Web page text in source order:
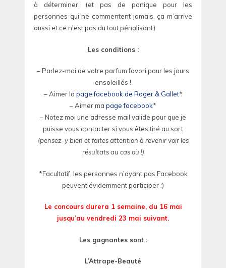
à déterminer. (et pas de panique pour les
personnes qui ne commentent jamais, ça m’arrive
aussi et ce n’est pas du tout pénalisant)
Les conditions :
– Parlez-moi de votre parfum favori pour les jours
ensoleillés !
– Aimer la page facebook de Roger & Gallet*
– Aimer ma page facebook*
– Notez moi une adresse mail valide pour que je
puisse vous contacter si vous êtes tiré au sort
(pensez-y bien et faites attention à revenir voir les
résultats au cas où !)
*Facultatif, les personnes n’ayant pas Facebook
peuvent évidemment participer :)
Le concours durera 1 semaine, du 16 mai
jusqu’au vendredi 23 mai suivant.
Les gagnantes sont :
L’Attrape-Beauté